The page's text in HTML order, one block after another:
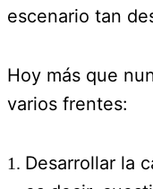
escenario tan
Hoy más que
varios frentes:
Desarrollar la